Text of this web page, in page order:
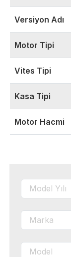
Versiyon Adı
Motor Tipi
Vites Tipi
Kasa Tipi
Motor Hacmi